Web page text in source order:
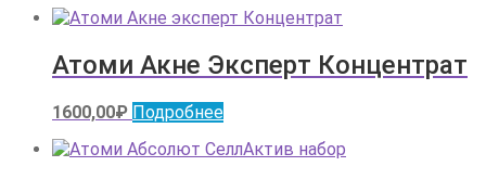
Атоми Акне Эксперт Концентрат
1600,00₽ Подробнее